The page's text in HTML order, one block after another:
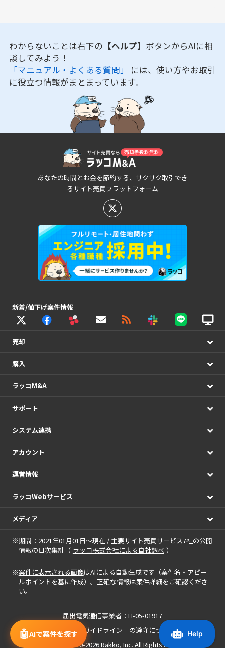
🤖AIで案件を探す
わからないことは右下の 【ヘルプ】 ボタンからAIに相
談してみよう！
「マニュアル・よくある質問」 には、使い方やお取引
に役立つ情報がまとまっています。
あなたの時間とお金を節約する、サクサク取引でき
るサイト売買プラットフォーム
新着/値下げ案件情報
売却
購入
ラッコM&A
サポート
システム連携
アカウント
運営情報
ラッコWebサービス
メディア
※期間：2021年01月01日～現在 / 主要サイト売買サービス7社の公開
情報の日次集計（ ラッコ株式会社による自社調べ ）
※案件に表示される画像はAIによる自動生成です（案件名・アピー
ルポイントを基に作成）。正確な情報は案件詳細をご確認くださ
い。
届出電気通信事業者：H-05-01917
「中小M&Aガイドライン」の遵守について
Copyright(c) 2020-2026Rakko, Inc. All Rights Reserved.